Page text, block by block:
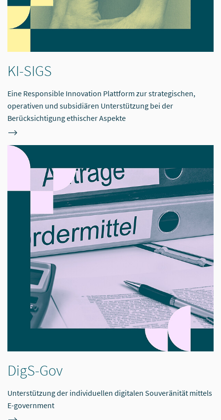
KI-SIGS
Eine Responsible Innovation Plattform zur strategischen,
operativen und subsidiären Unterstützung bei der
Berücksichtigung ethischer Aspekte
DigS-Gov
Unterstützung der individuellen digitalen Souveränität mittels
E-government